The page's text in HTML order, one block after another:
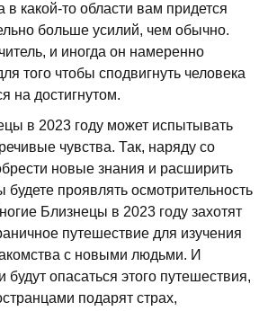
в какой-то области вам придется
больше усилий, чем обычно.
и иногда он намеренно
того чтобы сподвигнуть человека
на достигнутом.
в 2023 году может испытывать
чувства. Так, наряду со
новые знания и расширить
будете проявлять осмотрительность
Близнецы в 2023 году захотят
путешествие для изучения
с новыми людьми. И
опасаться этого путешествия,
подарят страх,